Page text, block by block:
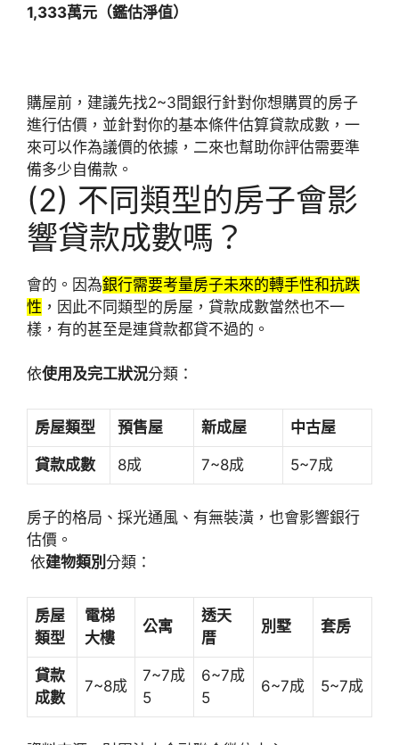
1,333萬元（鑑估淨值）
購屋前，建議先找2~3間銀行針對你想購買的房子
進行估價，並針對你的基本條件估算貸款成數，一
來可以作為議價的依據，二來也幫助你評估需要準
備多少自備款。
(2) 不同類型的房子會影
響貸款成數嗎？
會的。因為銀行需要考量房子未來的轉手性和抗跌
性 ，因此不同類型的房屋，貸款成數當然也不一
樣，有的甚至是連貸款都貸不過的。
依使用及完工狀況分類：
房屋類型 預售屋 新成屋 中古屋
貸款成數 8成 7~8成 5~7成
房子的格局、採光通風、有無裝潢，也會影響銀行
估價。
依建物類別 分類：
房屋
類型
電梯
大樓
公寓
透天
厝
別墅 套房
貸款
成數
7~8成
7~7成
5
6~7成
5
6~7成 5~7成